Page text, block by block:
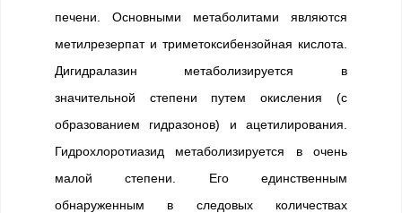
печени. Основными метаболитами являются
метилрезерпат и триметоксибензойная кислота.
Дигидралазин метаболизируется в
значительной степени путем окисления (с
образованием гидразонов) и ацетилирования.
Гидрохлоротиазид метаболизируется в очень
малой степени. Его единственным
обнаруженным в следовых количествах